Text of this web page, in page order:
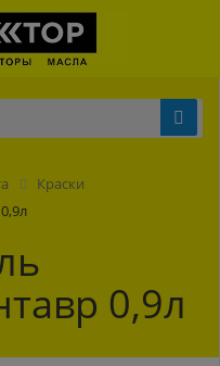
Краски
0,9л